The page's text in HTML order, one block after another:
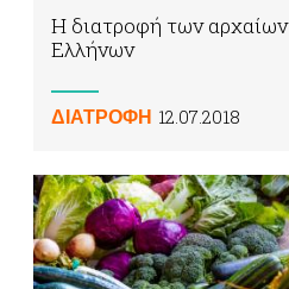
Η διατροφή των αρχαίων
Ελλήνων
ΔΙΑΤΡΟΦΗ 12.07.2018